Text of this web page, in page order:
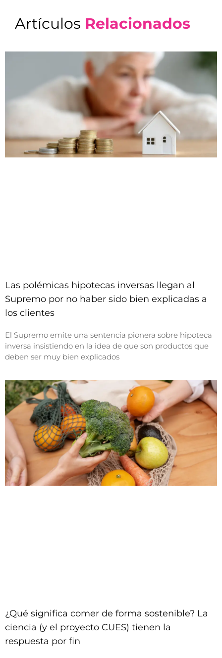
Artículos Relacionados
Las polémicas hipotecas inversas llegan al
Supremo por no haber sido bien explicadas a
los clientes
El Supremo emite una sentencia pionera sobre hipoteca
inversa insistiendo en la idea de que son productos que
deben ser muy bien explicados
¿Qué significa comer de forma sostenible? La
ciencia (y el proyecto CUES) tienen la
respuesta por fin